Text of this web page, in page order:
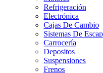
Electrónica
Cajas De Cambio
Sistemas De Escape
Carrocería
Depositos
Suspensiones
Frenos
Iluminación